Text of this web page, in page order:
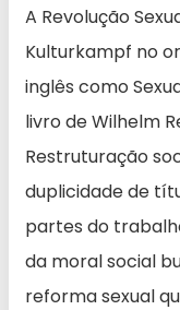
A Revolução
Kulturkampf no
inglês como
livro de Wilhelm
Restruturação
duplicidade de
partes do
da moral social
reforma sexual